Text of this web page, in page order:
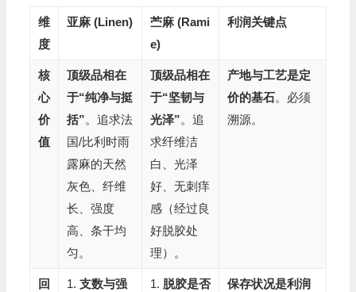
维
度
亚麻 (Linen)
苎麻 (Rami
e)
利润关键点
核
心
价
值
顶级品相在
于“纯净与挺
括”。追求法
国/比利时雨
露麻的天然
灰色、纤维
长、强度
高、条干均
匀。
顶级品相在
于“坚韧与
光泽”。追
求纤维洁
白、光泽
好、无刺痒
感（经过良
好脱胶处
理）。
产地与工艺是定
价的基石。必须
溯源。
回
1. 支数与强
1. 脱胶是否
保存状况是利润